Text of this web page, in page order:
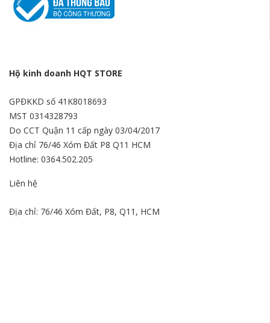
Hộ kinh doanh HQT STORE
GPĐKKD số 41K8018693
MST 0314328793
Do CCT Quận 11 cấp ngày 03/04/2017
Địa chỉ 76/46 Xóm Đất P8 Q11 HCM
Hotline: 0364.502.205
Liên hệ
Địa chỉ: 76/46 Xóm Đất, P8, Q11, HCM